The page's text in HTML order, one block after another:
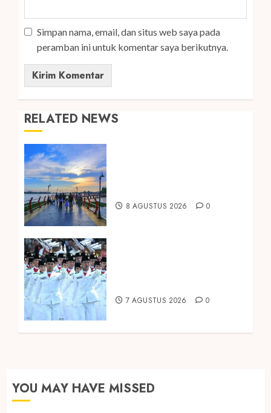
Simpan nama, email, dan situs web saya pada
peramban ini untuk komentar saya berikutnya.
RELATED NEWS
8 AGUSTUS 2026 0
7 AGUSTUS 2026 0
YOU MAY HAVE MISSED